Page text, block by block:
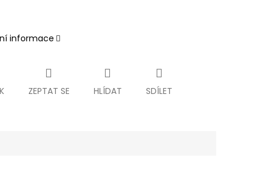
informace
ZEPTAT SE HLÍDAT SDÍLET